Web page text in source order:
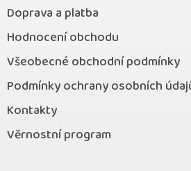
Doprava a platba
Hodnocení obchodu
Všeobecné obchodní podmínky
Podmínky ochrany osobních
Kontakty
Věrnostní program